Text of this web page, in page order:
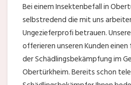
Bei einem Insektenbefall in
selbstredend die mit uns
Ungezieferprofi betrauen.
offerieren unseren Kunden
der Schädlingsbekämpfung im
Obertürkheim. Bereits schon